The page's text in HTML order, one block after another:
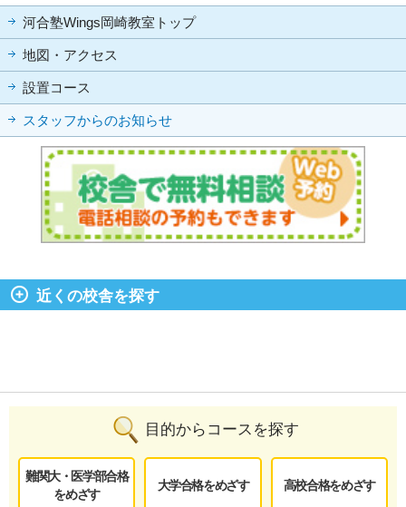
河合塾Wings岡崎教室トップ
地図・アクセス
設置コース
スタッフからのお知らせ
近くの校舎を探す
目的からコースを探す
難関大・医学部合格
をめざす
大学合格をめざす 高校合格をめざす